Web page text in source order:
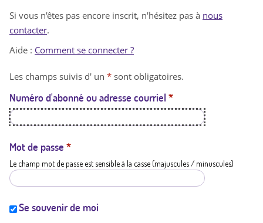
n
t
a
t
i
Si vous n'êtes pas encore inscrit, n'hésitez pas à nous
contacter.
Aide : Comment se connecter ?
Les champs suivis d' un * sont obligatoires.
Numéro d'abonné ou adresse courriel *
Mot de passe *
Le champ mot de passe est sensible à la casse (majuscules / minuscules)
Se souvenir de moi